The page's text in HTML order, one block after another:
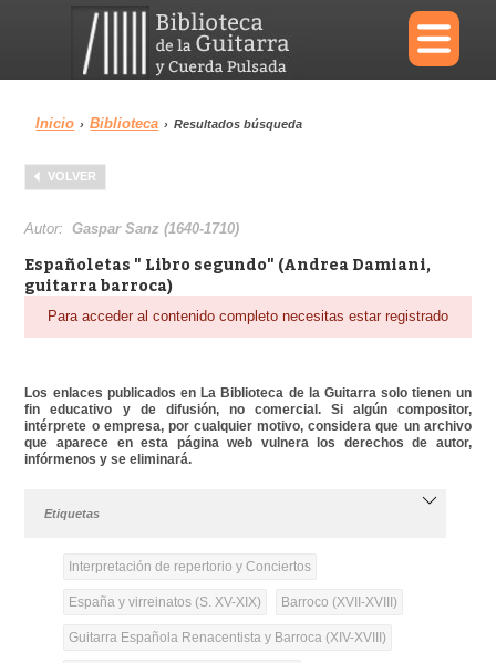
×
Menu
Biblioteca
Área personal Reproductor
Inicio › Biblioteca › Resultados búsqueda
VOLVER
Autor:Gaspar Sanz (1640-1710)
Españoletas " Libro segundo" (Andrea Damiani,
guitarra barroca)
Para acceder al contenido completo necesitas estar registrado
Los enlaces publicados en La Biblioteca de la Guitarra solo tienen un
fin educativo y de difusión, no comercial. Si algún compositor,
intérprete o empresa, por cualquier motivo, considera que un archivo
que aparece en esta página web vulnera los derechos de autor,
infórmenos y se eliminará.
Etiquetas
Interpretación de repertorio y Conciertos
España y virreinatos (S. XV-XIX) Barroco (XVII-XVIII)
Guitarra Española Renacentista y Barroca (XIV-XVIII)